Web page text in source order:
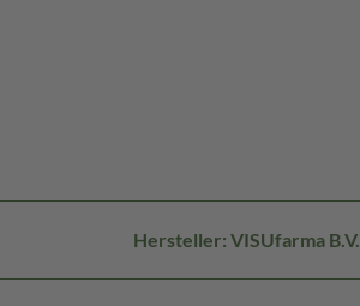
Hersteller: VISUfarma B.V.